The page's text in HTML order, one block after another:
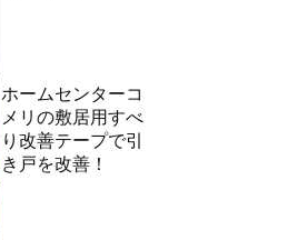
ホームセンターコ
メリの敷居用すべ
り改善テープで引
き戸を改善！